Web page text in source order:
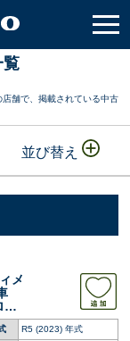
覧
舗で、掲載されている中古
並び替え
メ
ッ
R5 (2023) 年式